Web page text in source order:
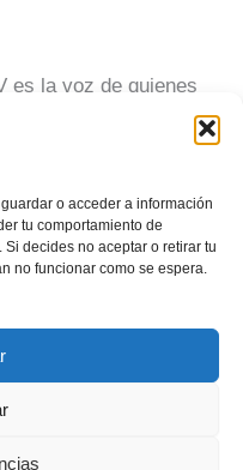
o acceder a información
tu comportamiento de
decides no aceptar o retirar tu
no funcionar como se espera.
es la voz de quienes
participativo.
con la
de noticias claras,